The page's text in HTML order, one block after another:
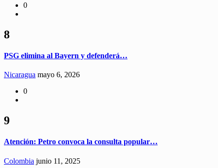
0
8
PSG elimina al Bayern y defenderá…
Nicaragua mayo 6, 2026
0
9
Atención: Petro convoca la consulta popular…
Colombia junio 11, 2025